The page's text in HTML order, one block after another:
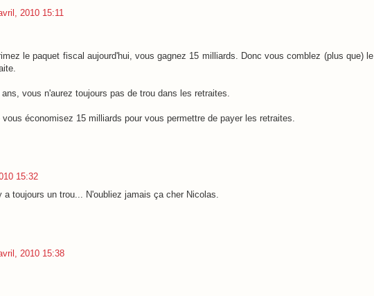
2010 15:11
le paquet fiscal aujourd'hui, vous gagnez 15 milliards. Donc vous comblez (plus que) le
vous n'aurez toujours pas de trou dans les retraites.
économisez 15 milliards pour vous permettre de payer les retraites.
15:32
toujours un trou... N'oubliez jamais ça cher Nicolas.
2010 15:38